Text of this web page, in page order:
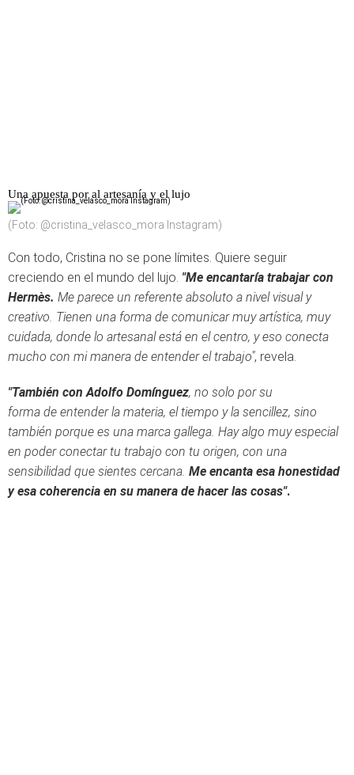
Una apuesta por al artesanía y el lujo
(Foto: @cristina_velasco_mora Instagram)
Con todo, Cristina no se pone límites. Quiere seguir
creciendo en el mundo del lujo. "Me encantaría trabajar con
Hermès. Me parece un referente absoluto a nivel visual y
creativo. Tienen una forma de comunicar muy artística, muy
cuidada, donde lo artesanal está en el centro, y eso conecta
mucho con mi manera de entender el trabajo", revela.
"También con Adolfo Domínguez, no solo por su
forma de entender la materia, el tiempo y la sencillez, sino
también porque es una marca gallega. Hay algo muy especial
en poder conectar tu trabajo con tu origen, con una
sensibilidad que sientes cercana. Me encanta esa honestidad
y esa coherencia en su manera de hacer las cosas".